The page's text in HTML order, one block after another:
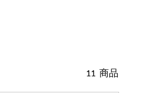
11 商品